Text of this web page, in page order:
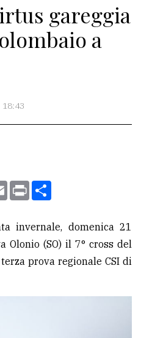
gareggia
a
18:43
EmailPrint
invernale, domenica 21
Olonio (SO) il 7° cross del
prova regionale CSI di